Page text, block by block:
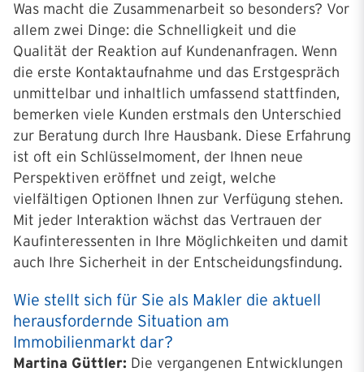
Was macht die Zusammenarbeit so besonders? Vor
allem zwei Dinge: die Schnelligkeit und die
Qualität der Reaktion auf Kundenanfragen. Wenn
die erste Kontaktaufnahme und das Erstgespräch
unmittelbar und inhaltlich umfassend stattfinden,
bemerken viele Kunden erstmals den Unterschied
zur Beratung durch Ihre Hausbank. Diese Erfahrung
ist oft ein Schlüsselmoment, der Ihnen neue
Perspektiven eröffnet und zeigt, welche
vielfältigen Optionen Ihnen zur Verfügung stehen.
Mit jeder Interaktion wächst das Vertrauen der
Kaufinteressenten in Ihre Möglichkeiten und damit
auch Ihre Sicherheit in der Entscheidungsfindung.
Wie stellt sich für Sie als Makler die aktuell
herausfordernde Situation am
Immobilienmarkt dar?
Martina Güttler: Die vergangenen Entwicklungen